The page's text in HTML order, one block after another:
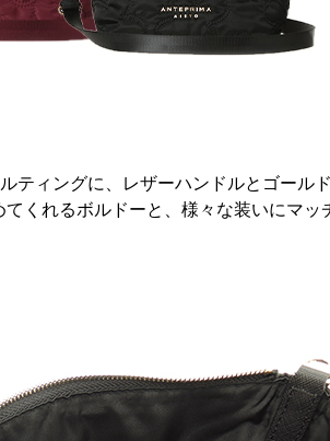
ティングに、レザーハンドルとゴール
くれるボルドーと、様々な装いにマッ